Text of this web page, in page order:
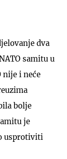
dva
samitu u
nije i neće
bolje
je
usprotiviti